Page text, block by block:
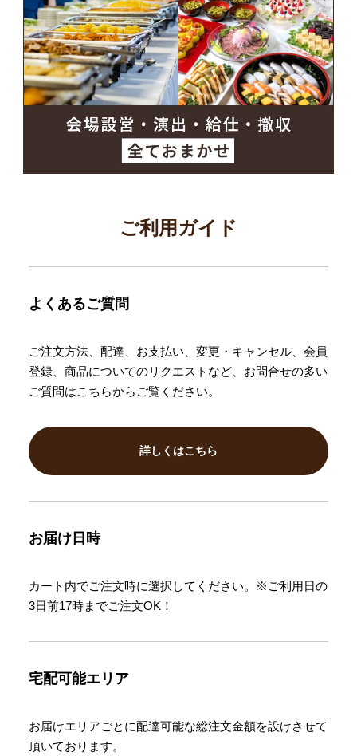
ご利用ガイド
よくあるご質問
ご注文方法、配達、お支払い、変更・キャンセル、会員
登録、商品についてのリクエストなど、お問合せの多い
ご質問はこちらからご覧ください。
詳しくはこちら
お届け日時
カート内でご注文時に選択してください。※ご利用日の
3日前17時までご注文OK！
宅配可能エリア
お届けエリアごとに配達可能な総注文金額を設けさせて
頂いております。